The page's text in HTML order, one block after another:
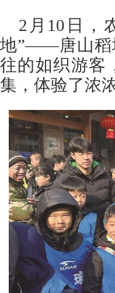
2月10日，
地”——唐山稻
往的如织游客
集，体验了浓